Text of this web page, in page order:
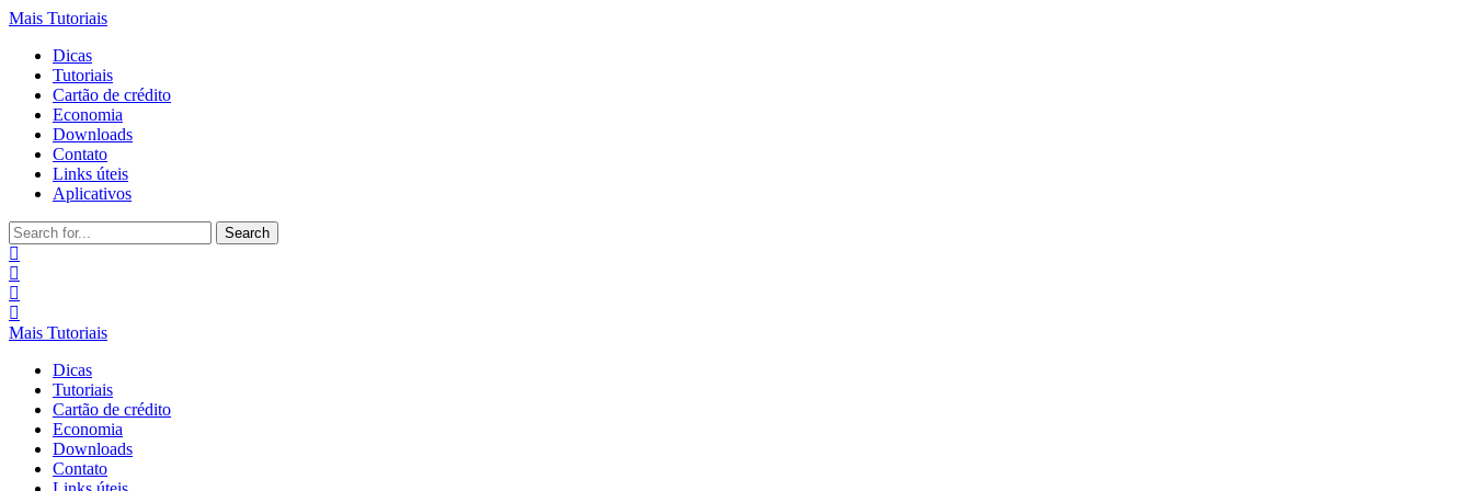
Mais Tutoriais
Dicas
Tutoriais
Cartão de crédito
Economia
Downloads
Contato
Links úteis
Aplicativos
Search
for:
Mais Tutoriais
Dicas
Tutoriais
Cartão de crédito
Economia
Downloads
Contato